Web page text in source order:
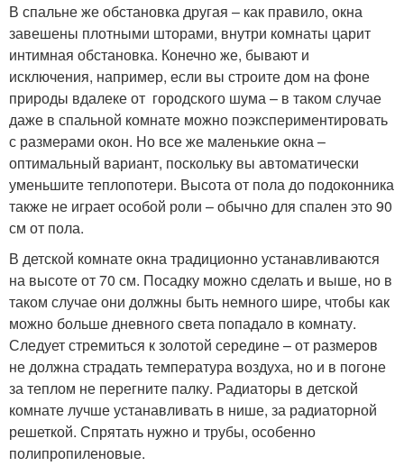
В спальне же обстановка другая – как правило, окна
завешены плотными шторами, внутри комнаты царит
интимная обстановка. Конечно же, бывают и
исключения, например, если вы строите дом на фоне
природы вдалеке от городского шума – в таком случае
даже в спальной комнате можно поэкспериментировать
с размерами окон. Но все же маленькие окна –
оптимальный вариант, поскольку вы автоматически
уменьшите теплопотери. Высота от пола до подоконника
также не играет особой роли – обычно для спален это 90
см от пола.
В детской комнате окна традиционно устанавливаются
на высоте от 70 см. Посадку можно сделать и выше, но в
таком случае они должны быть немного шире, чтобы как
можно больше дневного света попадало в комнату.
Следует стремиться к золотой середине – от размеров
не должна страдать температура воздуха, но и в погоне
за теплом не перегните палку. Радиаторы в детской
комнате лучше устанавливать в нише, за радиаторной
решеткой. Спрятать нужно и трубы, особенно
полипропиленовые.